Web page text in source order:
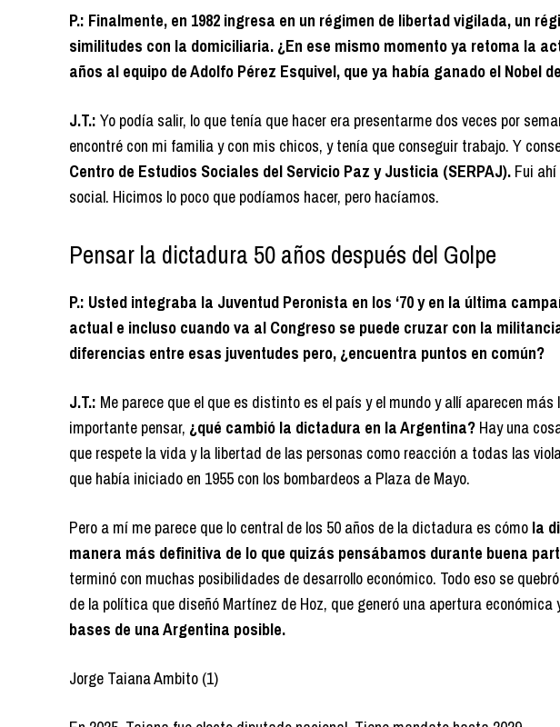
P.: Finalmente, en 1982 ingresa en un régimen de libertad vigilada, un
similitudes con la domiciliaria. ¿En ese mismo momento ya retoma la
años al equipo de Adolfo Pérez Esquivel, que ya había ganado el Nobel
J.T.: Yo podía salir, lo que tenía que hacer era presentarme dos veces por
encontré con mi familia y con mis chicos, y tenía que conseguir trabajo. Y
Centro de Estudios Sociales del Servicio Paz y Justicia (SERPAJ). Fui
social. Hicimos lo poco que podíamos hacer, pero hacíamos.
Pensar la dictadura 50 años después del Golpe
P.: Usted integraba la Juventud Peronista en los ‘70 y en la última
actual e incluso cuando va al Congreso se puede cruzar con la
diferencias entre esas juventudes pero, ¿encuentra puntos en común?
J.T.: Me parece que el que es distinto es el país y el mundo y allí aparecen
importante pensar, ¿qué cambió la dictadura en la Argentina? Hay una
que respete la vida y la libertad de las personas como reacción a todas las
que había iniciado en 1955 con los bombardeos a Plaza de Mayo.
Pero a mí me parece que lo central de los 50 años de la dictadura es cómo la
manera más definitiva de lo que quizás pensábamos durante buena
terminó con muchas posibilidades de desarrollo económico. Todo eso se
de la política que diseñó Martínez de Hoz, que generó una apertura
bases de una Argentina posible.
Jorge Taiana Ambito (1)